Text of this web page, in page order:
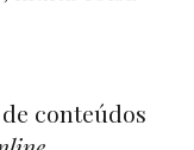
conteúdos